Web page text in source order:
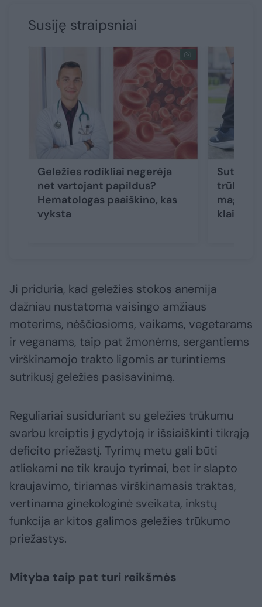
Susiję straipsniai
Geležies rodikliai negerėja
net vartojant papildus?
Hematologas paaiškino, kas
vyksta
magnio
klaida
Ji priduria, kad geležies stokos anemija
dažniau nustatoma vaisingo amžiaus
moterims, nėščiosioms, vaikams, vegetarams
ir veganams, taip pat žmonėms, sergantiems
virškinamojo trakto ligomis ar turintiems
sutrikusį geležies pasisavinimą.
Reguliariai susiduriant su geležies trūkumu
svarbu kreiptis į gydytoją ir išsiaiškinti tikrąją
deficito priežastį. Tyrimų metu gali būti
atliekami ne tik kraujo tyrimai, bet ir slapto
kraujavimo, tiriamas virškinamasis traktas,
vertinama ginekologinė sveikata, inkstų
funkcija ar kitos galimos geležies trūkumo
priežastys.
Mityba taip pat turi reikšmės